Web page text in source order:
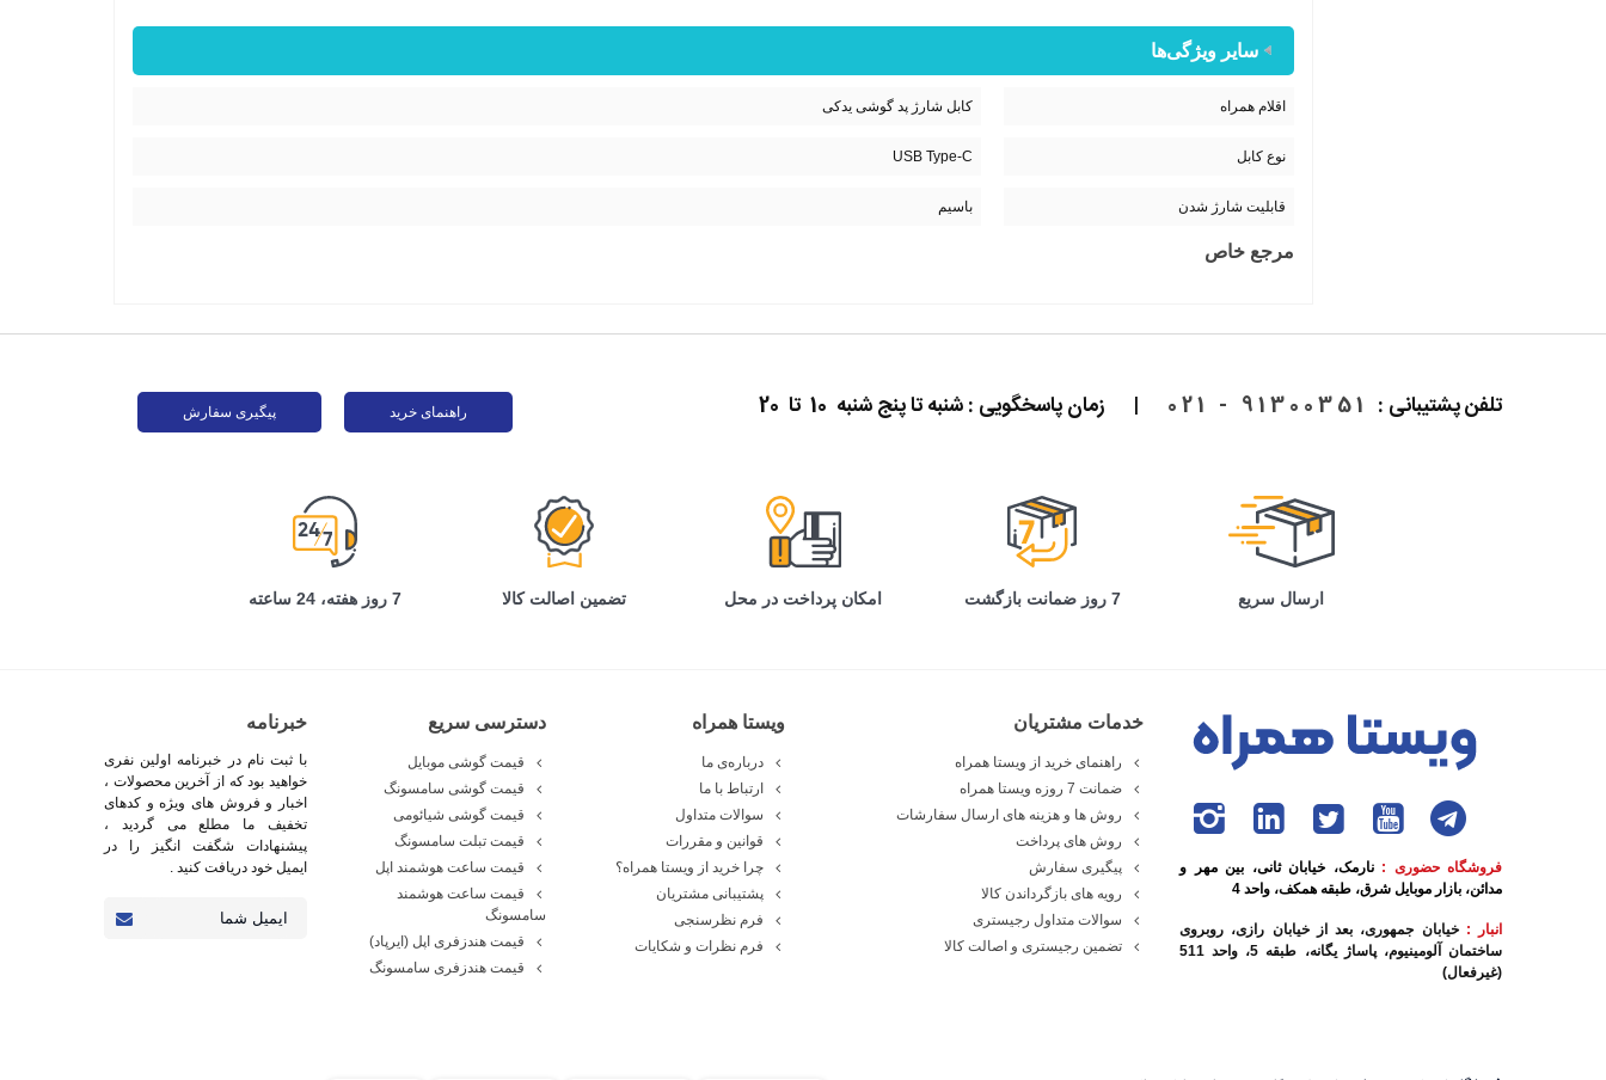
سایر ویژگی‌ها
اقلام همراه کابل شارژ پد گوشی یدکی
نوع کابل USB Type-C
قابلیت شارژ شدن باسیم
مرجع خاص
تلفن پشتیبانی : 91300351 - 021
| زمان پاسخگویی : شنبه تا پنج شنبه 10 تا 20 راهنمای خرید پیگیری سفارش
ارسال سریع 7 روز ضمانت بازگشت امکان پرداخت در محل تضمین اصالت کالا 7 روز هفته، 24 ساعته
فروشگاه حضوری : نارمک، خیابان ثانی، بین مهر و
مدائن، بازار موبایل شرق، طبقه همکف، واحد 4
انبار : خیابان جمهوری، بعد از خیابان رازی، روبروی
ساختمان آلومینیوم، پاساژ یگانه، طبقه 5، واحد 511
(غیرفعال)
خدمات مشتریان
راهنمای خرید از ویستا همراه
ضمانت 7 روزه ویستا همراه
روش ها و هزینه های ارسال سفارشات
روش های پرداخت
پیگیری سفارش
رویه های بازگرداندن کالا
سوالات متداول رجیستری
تضمین رجیستری و اصالت کالا
ویستا همراه
درباره‌ی ما
ارتباط با ما
سوالات متداول
قوانین و مقررات
چرا خرید از ویستا همراه؟
پشتیبانی مشتریان
فرم نظرسنجی
فرم نظرات و شکایات
دسترسی سریع
قیمت گوشی موبایل
قیمت گوشی سامسونگ
قیمت گوشی شیائومی
قیمت تبلت سامسونگ
قیمت ساعت هوشمند اپل
قیمت ساعت هوشمند
سامسونگ
قیمت هندزفری اپل (ایرپاد)
قیمت هندزفری سامسونگ
خبرنامه
با ثبت نام در خبرنامه اولین نفری
خواهید بود که از آخرین محصولات ،
اخبار و فروش های ویژه و کدهای
تخفیف ما مطلع می گردید ،
پیشنهادات شگفت انگیز را در
ایمیل خود دریافت کنید .